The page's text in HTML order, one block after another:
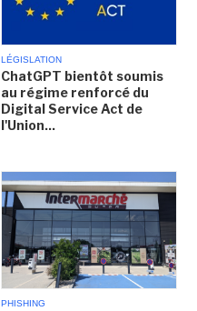
LÉGISLATION
ChatGPT bientôt soumis
au régime renforcé du
Digital Service Act de
l'Union...
PHISHING